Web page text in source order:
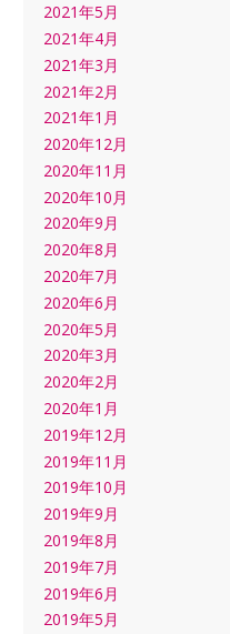
2021年5月
2021年4月
2021年3月
2021年2月
2021年1月
2020年12月
2020年11月
2020年10月
2020年9月
2020年8月
2020年7月
2020年6月
2020年5月
2020年3月
2020年2月
2020年1月
2019年12月
2019年11月
2019年10月
2019年9月
2019年8月
2019年7月
2019年6月
2019年5月